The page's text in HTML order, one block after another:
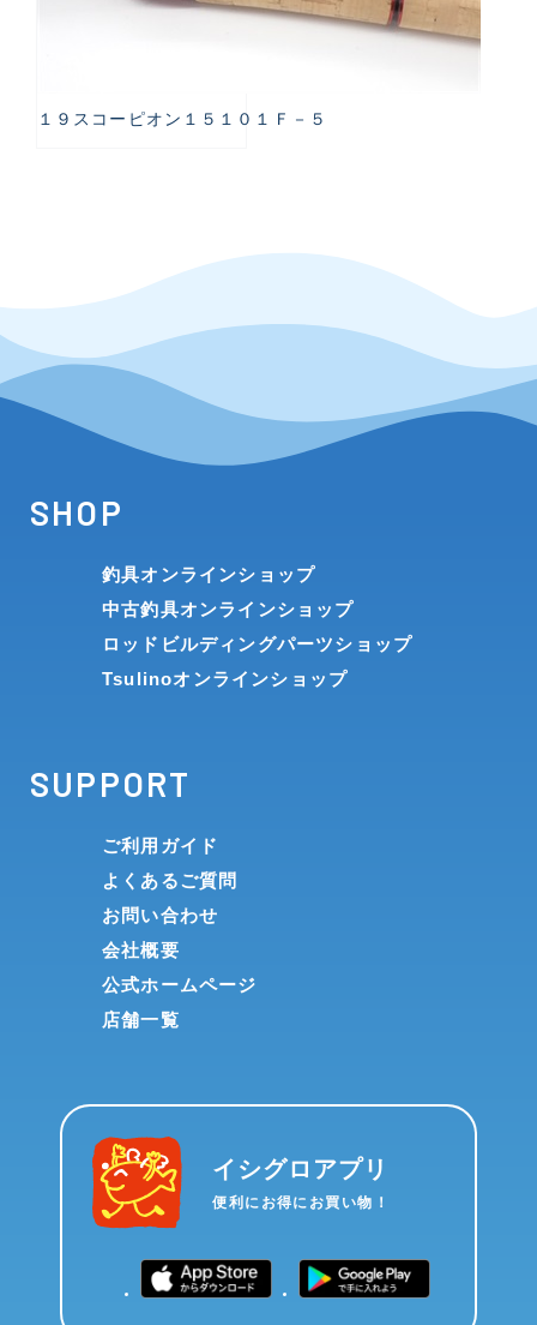
１９スコーピオン１５１０１Ｆ－５
SHOP
釣具オンラインショップ
中古釣具オンラインショップ
ロッドビルディングパーツショップ
Tsulinoオンラインショップ
SUPPORT
ご利用ガイド
よくあるご質問
お問い合わせ
会社概要
公式ホームページ
店舗一覧
イシグロアプリ
便利にお得にお買い物！